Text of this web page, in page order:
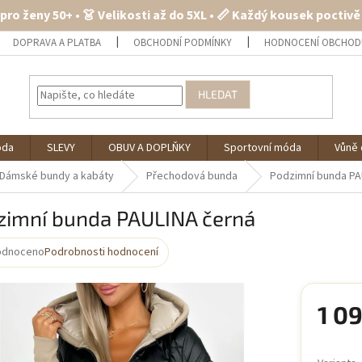
ženy 50+ • 👗 Velikosti až do 5XL • 📏 Každý kousek
DOPRAVA A PLATBA OBCHODNÍ PODMÍNKY HODNOCENÍ
HLEDAT
SLEVY OBUV A DOPLŇKY Sportovní móda
Dámské bundy a kabáty Přechodová bunda Podzimní bunda
bunda PAULINA černá
Podrobnosti hodnocení
1